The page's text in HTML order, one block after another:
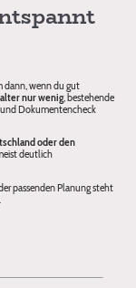
dann, wenn du gut
nur wenig, bestehende
Dokumentencheck
oder den
deutlich
passenden Planung steht